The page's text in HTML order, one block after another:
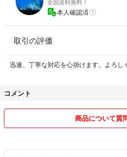
全国送料無料！
本人確認済
取引の評価
迅速、丁寧な対応を心掛けます。よろし
コメント
商品について質